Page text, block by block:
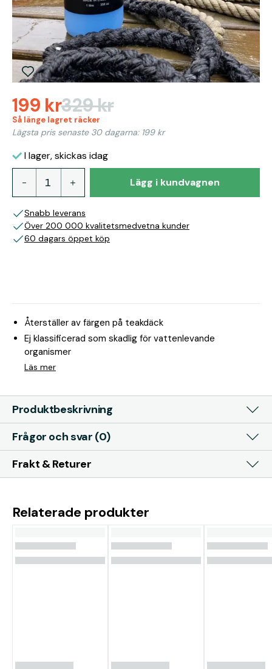
199 kr329 kr
Så länge lagret räcker
Lägsta pris senaste 30 dagarna: 199 kr
I lager, skickas idag
Lägg i kundvagnen
Snabb leverans
Över 200 000 kvalitetsmedvetna kunder
60 dagars öppet köp
Återställer av färgen på teakdäck
Ej klassificerad som skadlig för vattenlevande
organismer
Läs mer
Produktbeskrivning
Frågor och svar (0)
Frakt & Returer
Relaterade produkter